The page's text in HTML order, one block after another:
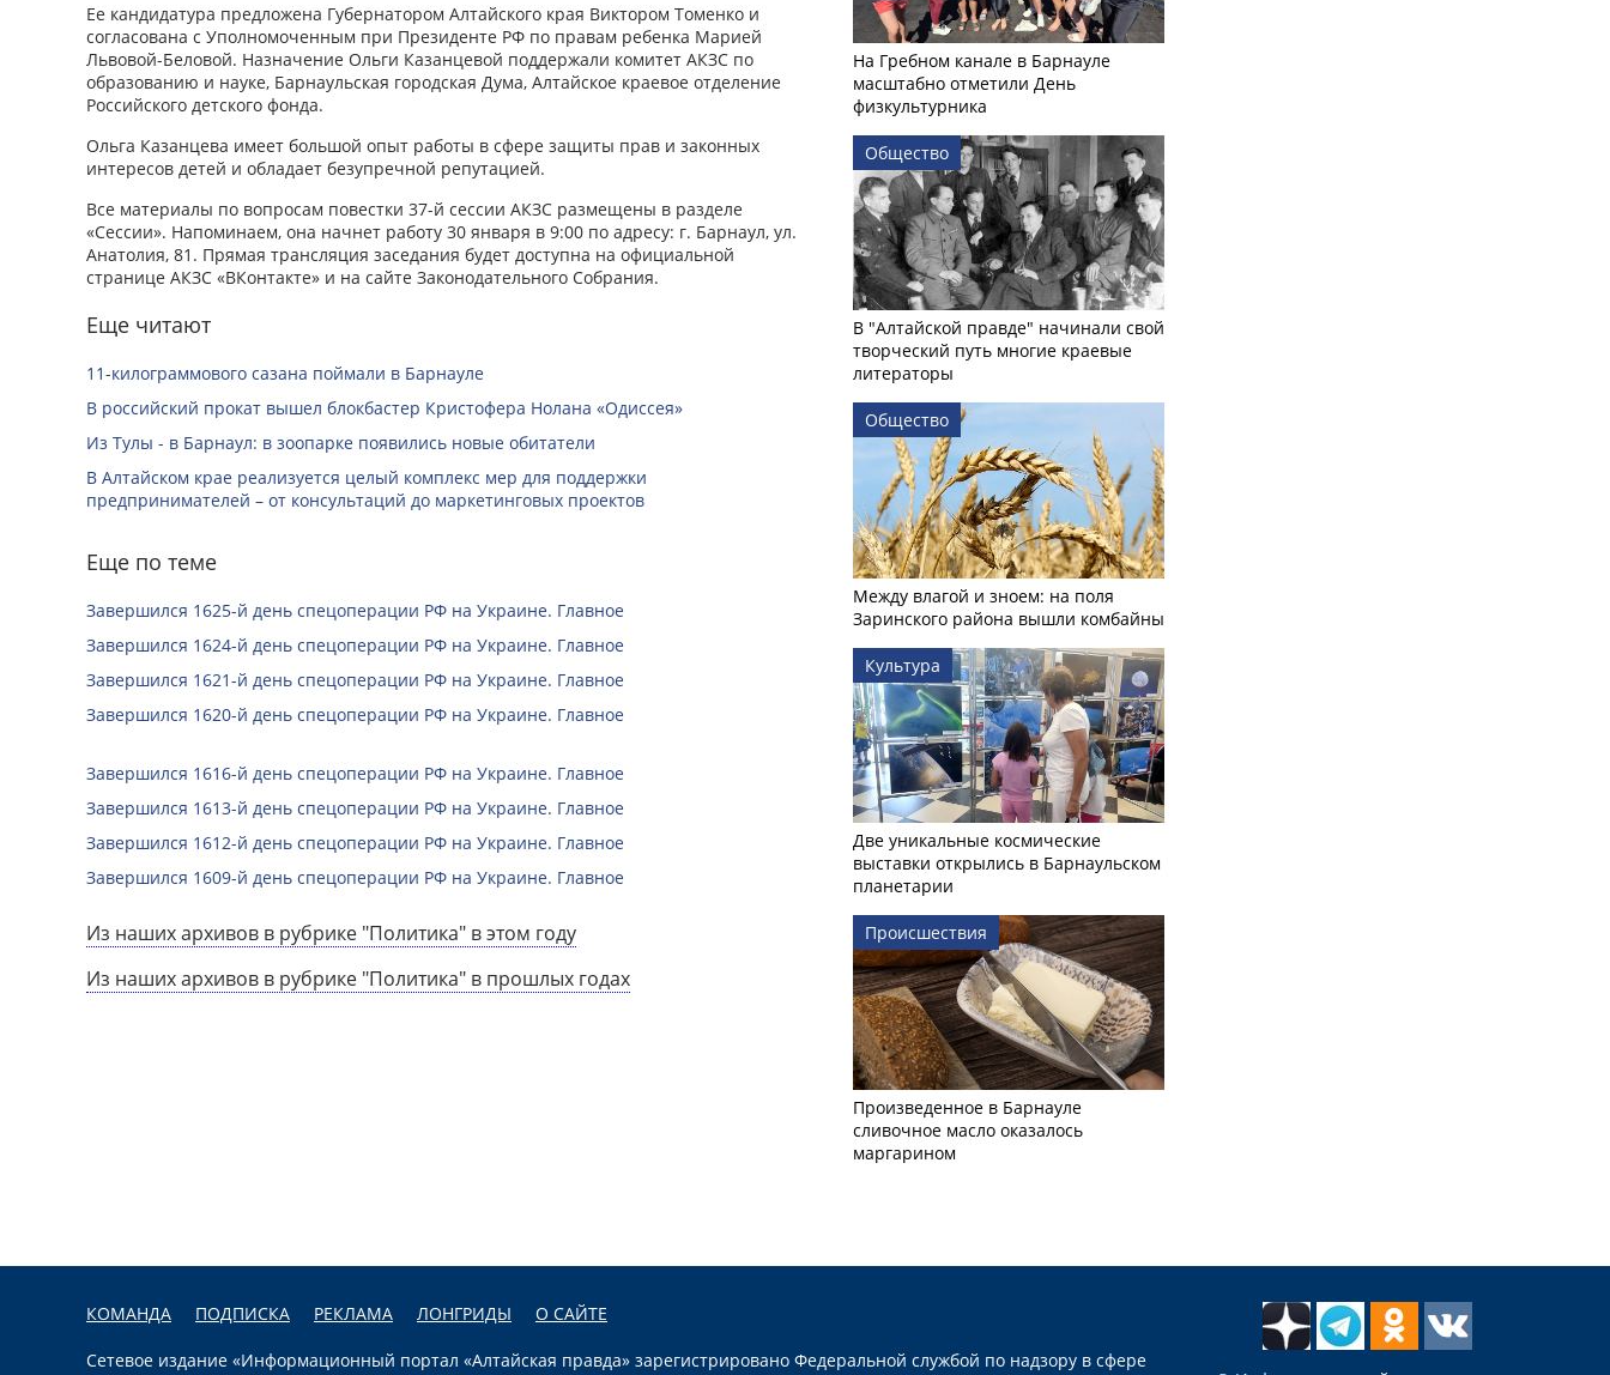
Ее кандидатура предложена Губернатором Алтайского края Виктором Томенко и
согласована с Уполномоченным при Президенте РФ по правам ребенка Марией
Львовой-Беловой. Назначение Ольги Казанцевой поддержали комитет АКЗС по
образованию и науке, Барнаульская городская Дума, Алтайское краевое отделение
Российского детского фонда.
Ольга Казанцева имеет большой опыт работы в сфере защиты прав и законных
интересов детей и обладает безупречной репутацией.
Все материалы по вопросам повестки 37-й сессии АКЗС размещены в разделе
«Сессии». Напоминаем, она начнет работу 30 января в 9:00 по адресу: г. Барнаул, ул.
Анатолия, 81. Прямая трансляция заседания будет доступна на официальной
странице АКЗС «ВКонтакте» и на сайте Законодательного Собрания.
Еще читают
11-килограммового сазана поймали в Барнауле
В российский прокат вышел блокбастер Кристофера Нолана «Одиссея»
Из Тулы - в Барнаул: в зоопарке появились новые обитатели
В Алтайском крае реализуется целый комплекс мер для поддержки
предпринимателей – от консультаций до маркетинговых проектов
Еще по теме
Завершился 1625-й день спецоперации РФ на Украине. Главное
Завершился 1624-й день спецоперации РФ на Украине. Главное
Завершился 1621-й день спецоперации РФ на Украине. Главное
Завершился 1620-й день спецоперации РФ на Украине. Главное
Завершился 1616-й день спецоперации РФ на Украине. Главное
Завершился 1613-й день спецоперации РФ на Украине. Главное
Завершился 1612-й день спецоперации РФ на Украине. Главное
Завершился 1609-й день спецоперации РФ на Украине. Главное
Из наших архивов в рубрике "Политика" в этом году
Из наших архивов в рубрике "Политика" в прошлых годах
На Гребном канале в Барнауле
масштабно отметили День
физкультурника
Общество
В "Алтайской правде" начинали свой
творческий путь многие краевые
литераторы
Общество
Между влагой и зноем: на поля
Заринского района вышли комбайны
Культура
Две уникальные космические
выставки открылись в Барнаульском
планетарии
Происшествия
Произведенное в Барнауле
сливочное масло оказалось
маргарином
КОМАНДА ПОДПИСКА РЕКЛАМА ЛОНГРИДЫ О САЙТЕ
Сетевое издание «Информационный портал «Алтайская правда» зарегистрировано Федеральной службой по надзору в сфере